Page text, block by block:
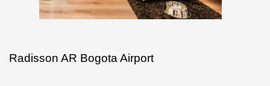
Radisson AR Bogota Airport